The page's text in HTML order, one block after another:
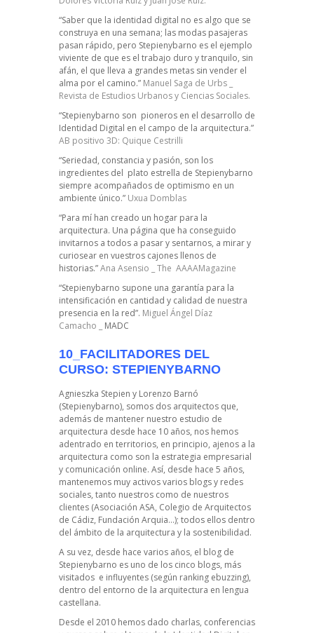
“Saber que la identidad digital no es algo que se
construya en una semana; las modas pasajeras
pasan rápido, pero Stepienybarno es el ejemplo
viviente de que es el trabajo duro y tranquilo, sin
afán, el que lleva a grandes metas sin vender el
alma por el camino.” Manuel Saga de Urbs _
Revista de Estudios Urbanos y Ciencias Sociales.
“Stepienybarno son pioneros en el desarrollo de
Identidad Digital en el campo de la arquitectura.”
AB positivo 3D: Quique Cestrilli
“Seriedad, constancia y pasión, son los
ingredientes del plato estrella de Stepienybarno
siempre acompañados de optimismo en un
ambiente único.” Uxua Domblas
“Para mí han creado un hogar para la
arquitectura. Una página que ha conseguido
invitarnos a todos a pasar y sentarnos, a mirar y
curiosear en vuestros cajones llenos de
historias.”Ana Asensio _ The AAAAMagazine
“Stepienybarno supone una garantía para la
intensificación en cantidad y calidad de nuestra
presencia en la red”. Miguel Ángel Díaz
Camacho _ MADC
10_FACILITADORES DEL
CURSO: STEPIENYBARNO
Agnieszka Stepien y Lorenzo Barnó
(Stepienybarno), somos dos arquitectos que,
además de mantener nuestro estudio de
arquitectura desde hace 10 años, nos hemos
adentrado en territorios, en principio, ajenos a la
arquitectura como son la estrategia empresarial
y comunicación online. Así, desde hace 5 años,
mantenemos muy activos varios blogs y redes
sociales, tanto nuestros como de nuestros
clientes (Asociación ASA, Colegio de Arquitectos
de Cádiz, Fundación Arquia…); todos ellos dentro
del ámbito de la arquitectura y la sostenibilidad.
A su vez, desde hace varios años, el blog de
Stepienybarno es uno de los cinco blogs, más
visitados e influyentes (según ranking ebuzzing),
dentro del entorno de la arquitectura en lengua
castellana.
Desde el 2010 hemos dado charlas, conferencias